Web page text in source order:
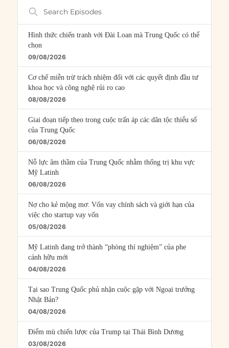
Search
Episodes
Hình thức chiến tranh với Đài Loan mà Trung Quốc có thể
chọn
09/08/2026
Cơ chế miễn trừ trách nhiệm đối với các quyết định đầu tư
khoa học và công nghệ rủi ro cao
08/08/2026
Giai đoạn tiếp theo trong cuộc trấn áp các dân tộc thiểu số
của Trung Quốc
06/08/2026
Nỗ lực âm thầm của Trung Quốc nhằm thống trị khu vực
Mỹ Latinh
06/08/2026
Nợ cho kẻ mộng mơ: Vốn vay chính sách và giới hạn của
việc cho startup vay vốn
05/08/2026
Mỹ Latinh đang trở thành “phòng thí nghiệm” của phe
cánh hữu mới
04/08/2026
Tại sao Trung Quốc phủ nhận cuộc gặp với Ngoại trưởng
Nhật Bản?
04/08/2026
Điểm mù chiến lược của Trump tại Thái Bình Dương
03/08/2026